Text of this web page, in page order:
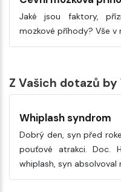
Jaké jsou faktory,
mozkové příhody? Vše v
Z Vašich dotazů
Whiplash syndrom
Dobrý den, syn před
pouťové atrakci. Doc.
whiplash, syn absolvoval